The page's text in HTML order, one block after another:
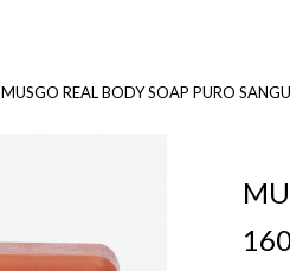
MUSGO REAL BODY SOAP PURO